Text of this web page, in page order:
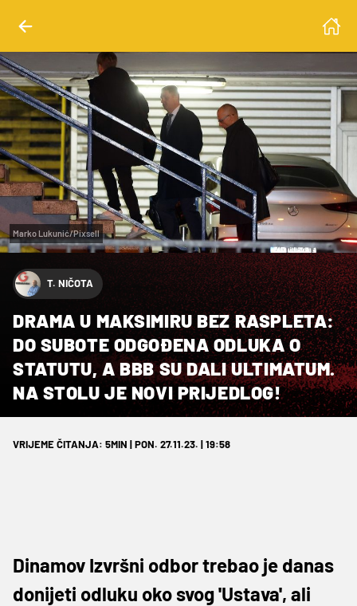
Marko Lukunić/Pixsell
T. NIČOTA
DRAMA U MAKSIMIRU BEZ RASPLETA:
DO SUBOTE ODGOĐENA ODLUKA O
STATUTU, A BBB SU DALI ULTIMATUM.
NA STOLU JE NOVI PRIJEDLOG!
VRIJEME ČITANJA: 5MIN | PON. 27.11.23. | 19:58
Dinamov Izvršni odbor trebao je danas
donijeti odluku oko svog 'Ustava', ali